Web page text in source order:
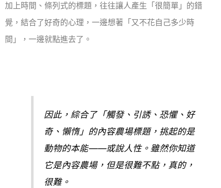
加上時間、條列式的標題，往往讓人產生「很簡單」的錯
覺，結合了好奇的心理，一邊想著「又不花自己多少時
間」，一邊就點進去了。
因此，綜合了「觸發、引誘、恐懼、好
奇、懶惰」的內容農場標題，挑起的是
動物的本能——或說人性。雖然你知道
它是內容農場，但是很難不點，真的，
很難。